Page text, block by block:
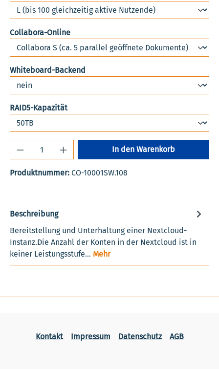
Collabora-Onlineauswählen
Whiteboard-Backend
RAID5-Kapazitätauswählen
Produkt Anzahl: Gib den gewünschten
In den Warenkorb
Produktnummer: CO-10001SW.108
Beschreibung
Bereitstellung und Unterhaltung einer Nextcloud-
Instanz.Die Anzahl der Konten in der Nextcloud ist in
keiner Leistungsstufe… Mehr
Kontakt Impressum Datenschutz AGB